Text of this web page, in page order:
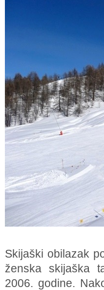
Skijaški obilazak
ženska skijaška
2006. godine.